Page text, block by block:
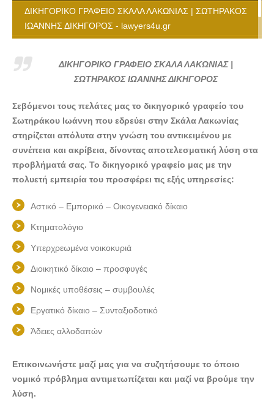
ΔΙΚΗΓΟΡΙΚΟ ΓΡΑΦΕΙΟ ΣΚΑΛΑ ΛΑΚΩΝΙΑΣ | ΣΩΤΗΡΑΚΟΣ
ΙΩΑΝΝΗΣ ΔΙΚΗΓΟΡΟΣ - lawyers4u.gr
ΙΩΑΝΝΗΣ ΔΙΚΗΓΟΡΟΣ - lawyers4u.gr
ΔΙΚΗΓΟΡΙΚΟ ΓΡΑΦΕΙΟ ΣΚΑΛΑ ΛΑΚΩΝΙΑΣ |
ΣΩΤΗΡΑΚΟΣ ΙΩΑΝΝΗΣ ΔΙΚΗΓΟΡΟΣ
Σεβόμενοι τους πελάτες μας το δικηγορικό γραφείο του
Σωτηράκου Ιωάννη που εδρεύει στην Σκάλα Λακωνίας
στηρίζεται απόλυτα στην γνώση του αντικειμένου με
συνέπεια και ακρίβεια, δίνοντας αποτελεσματική λύση στα
προβλήματά σας. Το δικηγορικό γραφείο μας με την
πολυετή εμπειρία του προσφέρει τις εξής υπηρεσίες:
Αστικό – Εμπορικό – Οικογενειακό δίκαιο
Κτηματολόγιο
Υπερχρεωμένα νοικοκυριά
Διοικητικό δίκαιο – προσφυγές
Νομικές υποθέσεις – συμβουλές
Εργατικό δίκαιο – Συνταξιοδοτικό
Άδειες αλλοδαπών
Επικοινωνήστε μαζί μας για να συζητήσουμε το όποιο
νομικό πρόβλημα αντιμετωπίζεται και μαζί να βρούμε την
λύση.